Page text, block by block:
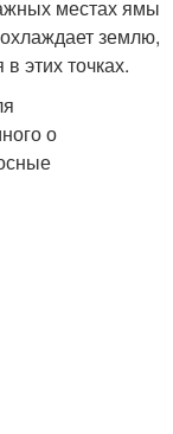
местах ямы
землю,
этих точках.